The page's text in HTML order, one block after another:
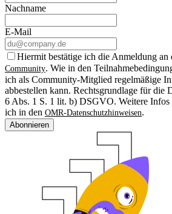
Nachname
E-Mail
Hiermit bestätige ich die Anmeldung an
Community. Wie in den
ich als Community-Mitglied regelmäßige
abbestellen kann. Rechtsgrundlage für die
6 Abs. 1 S. 1 lit. b) DSGVO. Weitere Infos
ich in den OMR-Datenschutzhinweisen.
Abonnieren